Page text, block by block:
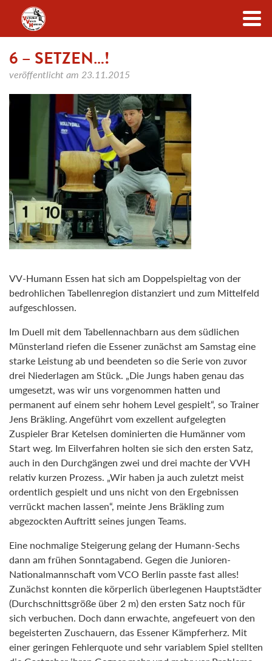
Zum Inhalt
6 – SETZEN…!
veröffentlicht am 23.11.2015
VV-Humann Essen hat sich am Doppelspieltag von der
bedrohlichen Tabellenregion distanziert und zum Mittelfeld
aufgeschlossen.
Im Duell mit dem Tabellennachbarn aus dem südlichen
Münsterland riefen die Essener zunächst am Samstag eine
starke Leistung ab und beendeten so die Serie von zuvor
drei Niederlagen am Stück. „Die Jungs haben genau das
umgesetzt, was wir uns vorgenommen hatten und
permanent auf einem sehr hohem Level gespielt“, so Trainer
Jens Bräkling. Angeführt vom exzellent aufgelegten
Zuspieler Brar Ketelsen dominierten die Humänner vom
Start weg. Im Eilverfahren holten sie sich den ersten Satz,
auch in den Durchgängen zwei und drei machte der VVH
relativ kurzen Prozess. „Wir haben ja auch zuletzt meist
ordentlich gespielt und uns nicht von den Ergebnissen
verrückt machen lassen“, meinte Jens Bräkling zum
abgezockten Auftritt seines jungen Teams.
Eine nochmalige Steigerung gelang der Humann-Sechs
dann am frühen Sonntagabend. Gegen die Junioren-
Nationalmannschaft vom VCO Berlin passte fast alles!
Zunächst konnten die körperlich überlegenen Hauptstädter
(Durchschnittsgröße über 2 m) den ersten Satz noch für
sich verbuchen. Doch dann erwachte, angefeuert von den
begeisterten Zuschauern, das Essener Kämpferherz. Mit
einer geringen Fehlerquote und sehr variablem Spiel stellten